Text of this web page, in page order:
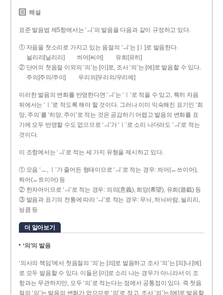
해설
표준 발음법 제5항에서는 ‘ㅢ’의 발음을 다음과 같이 규정하고 있다.
① 자음을 첫소리로 가지고 있는 음절의 ‘ㅢ’는 [ㅣ]로 발음한다.
늴리리[닐리리]
씌어[씨어]
유희[유히]
② 단어의 첫음절 이외의 ‘의’는 [이]로, 조사 ‘의’는 [에]로 발음할 수 있다.
주의[주의/주이]
우리의[우리의/우리에]
이러한 발음의 변화를 반영한다면 ‘ㅢ’는 ‘ㅣ’로 적을 수 있고, 특히 자음
뒤에서는 ‘ㅣ’로 적도록 해야 할 것이다. 그러나 이미 익숙해진 표기인 ‘희
망, 주의’를 ‘히망, 주이’로 적는 것은 공감하기 어렵고 발음의 변화를 표
기에 모두 반영할 수도 없으므로 ‘ㅢ’가 ‘ㅣ’로 소리 나더라도 ‘ㅢ’로 적는
것이다.
이 조항에서는 ‘ㅢ’로 적는 세 가지 유형을 제시하고 있다.
① 모음 ‘ㅡ, ㅣ’가 줄어든 형태이므로 ‘ㅢ’로 적는 경우: 씌어(←쓰이어),
틔어(←트이어) 등
② 한자어이므로 ‘ㅢ’로 적는 경우: 의의(意義), 희망(希望), 유희(遊戱) 등
③ 발음과 표기의 전통에 따라 ‘ㅢ’로 적는 경우: 무늬, 하늬바람, 늴리리,
닁큼 등
더 알아보기
‘의’의 발음
‘의사의 책임’에서 첫음절의 ‘의’는 [의]로 발음하고 조사 ‘의’는 [의]나 [에]
로 모두 발음할 수 있다. 이들은 [이]로 소리 나는 경우가 아니라서 이 조
항과는 무관하지만, 모두 ‘의’로 적는다는 점에서 공통점이 있다. 즉 첫음
절의 ‘의’는 발음의 변화가 없으므로 ‘의’로 적고, 조사 ‘의’는 [에]로 발음할